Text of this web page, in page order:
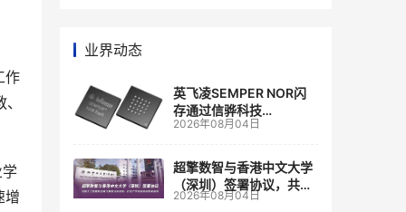
作
增
业界动态
英飞凌SEMPER NOR闪
存通过信骅科技
AST2700 BMC认证，全
管理
2026年08月04日
超擎数智与香港中文大学
（深圳）签署协议，共建
人工智能和边缘计算联合
2026年08月04日